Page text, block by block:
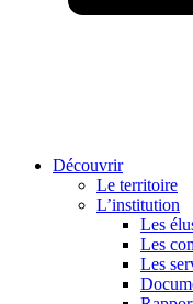
Découvrir
Le territoire
L’institution
Les
Les
Les